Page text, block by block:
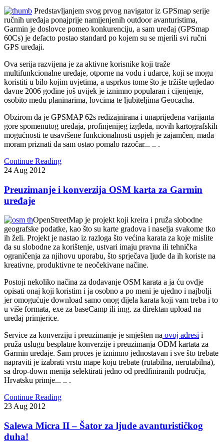
Predstavljanjem svog prvog navigator iz GPSmap serije
ručnih uređaja ponajprije namijenjenih outdoor avanturistima,
Garmin je doslovce pomeo konkurenciju, a sam uređaj (GPSmap
60Cs) je defacto postao standard po kojem su se mjerili svi ručni
GPS uređaji.
Ova serija razvijena je za aktivne korisnike koji traže
multifunkcionalne uređaje, otporne na vodu i udarce, koji se mogu
koristiti u bilo kojim uvjetima, a usprkos tome što je tržište ugledao
davne 2006 godine još uvijek je iznimno popularan i cijenjenje,
osobito među planinarima, lovcima te ljubiteljima Geocacha.
Obzirom da je GPSMAP 62s redizajnirana i unaprijeđena varijanta
gore spomenutog uređaja, profinjenijeg izgleda, novih kartografskih
mogućnosti te usavršene funkcionalnosti uspjeh je zajamčen, mada
moram priznati da sam ostao pomalo razočar... .. .
Continue Reading
24 Aug 2012
Preuzimanje i konverzija OSM karta za Garmin
uređaje
OpenStreetMap je projekt koji kreira i pruža slobodne
geografske podatke, kao što su karte gradova i naselja svakome tko
ih želi. Projekt je nastao iz razloga što većina karata za koje mislite
da su slobodne za korištenje, ustvari imaju pravna ili tehnička
ograničenja za njihovu uporabu, što sprječava ljude da ih koriste na
kreativne, produktivne te neočekivane načine.
Postoji nekoliko načina za dodavanje OSM karata a ja ću ovdje
opisati onaj koji koristim i ja osobno a po meni je ujedno i najbolji
jer omogućuje download samo onog dijela karata koji vam treba i to
u više formata, exe za baseCamp ili img. za direktan upload na
uređaj primjerice.
Service za konverziju i preuzimanje je smješten na ovoj adresi i
pruža uslugu besplatne konverzije i preuzimanja ODM kartata za
Garmin uređaje. Sam proces je iznimno jednostavan i sve što trebate
napraviti je izabrati vrstu mape koju trebate (rutabilna, nerutabilna),
sa drop-down menija selektirati jedno od predfiniranih područja,
Hrvatsku primje... .. .
Continue Reading
23 Aug 2012
Salewa Micra II – Šator za ljude avanturističkog
duha!